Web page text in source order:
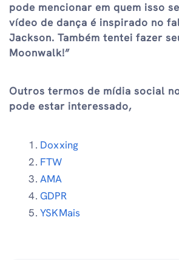
pode mencionar em quem isso
vídeo de dança é inspirado no
Jackson. Também tentei fazer
Moonwalk!”
Outros termos de mídia social
pode estar interessado,
Doxxing
FTW
AMA
GDPR
YSKMais